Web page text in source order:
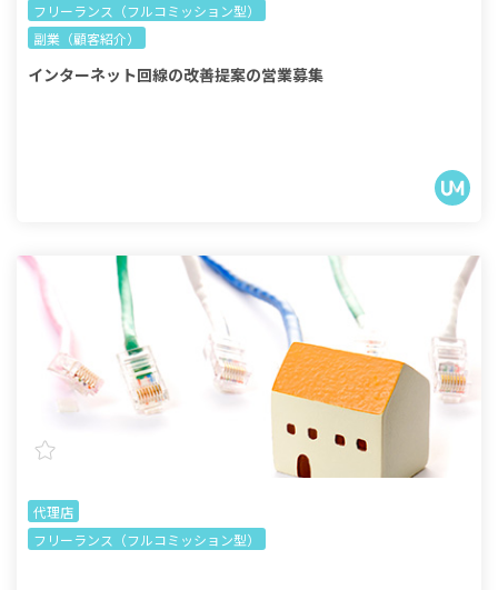
フリーランス（フルコミッション型）
副業（顧客紹介）
インターネット回線の改善提案の営業募集
代理店
フリーランス（フルコミッション型）